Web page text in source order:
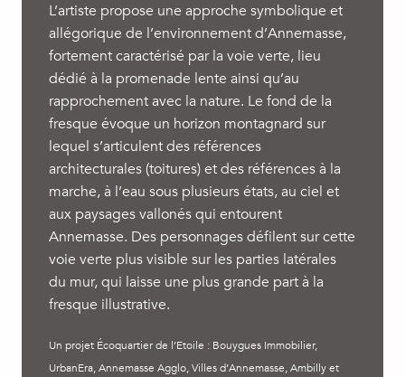
L’artiste propose une approche symbolique et
allégorique de l’environnement d’Annemasse,
fortement caractérisé par la voie verte, lieu
dédié à la promenade lente ainsi qu’au
rapprochement avec la nature. Le fond de la
fresque évoque un horizon montagnard sur
lequel s’articulent des références
architecturales (toitures) et des références à la
marche, à l’eau sous plusieurs états, au ciel et
aux paysages vallonés qui entourent
Annemasse. Des personnages défilent sur cette
voie verte plus visible sur les parties latérales
du mur, qui laisse une plus grande part à la
fresque illustrative.
Un projet Écoquartier de l’Etoile : Bouygues Immobilier,
UrbanEra, Annemasse Agglo, Villes d’Annemasse, Ambilly et